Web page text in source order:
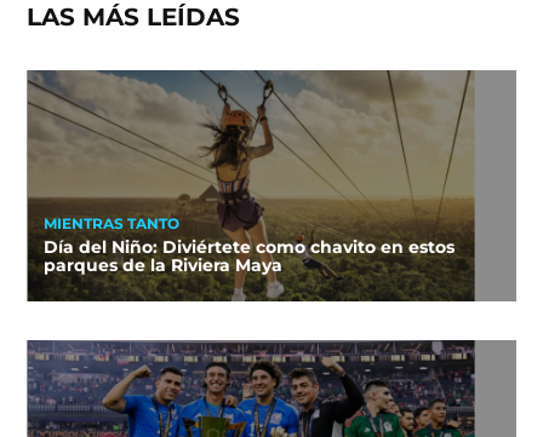
LAS MÁS LEÍDAS
MIENTRAS TANTO
Día del Niño: Diviértete como chavito en estos
parques de la Riviera Maya